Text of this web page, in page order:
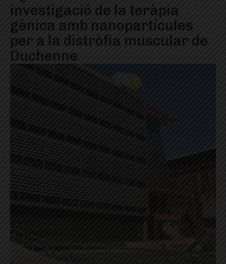
investigació de la teràpia
gènica amb nanopartícules
per a la distròfia muscular de
Duchenne